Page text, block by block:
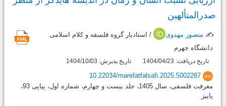
صدرالمتألهین
✍️ منصور مهدوی
/ استادیار گروه فلسفه و کلام اسلامی
دانشگاه جهرم
تاریخ دریافت: 1404/04/23 تاریخ پذیرش: 1404/10/03
doi
10.22034/marefatfalsafi.2025.5002287
معرفت فلسفی، سال 1405، جلد بیست و چهارم، شماره اول، پیاپی 93،
پاییز